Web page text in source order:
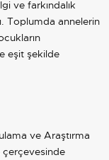
ve farkındalık
Toplumda annelerin
eşit şekilde
ve Araştırma
çerçevesinde